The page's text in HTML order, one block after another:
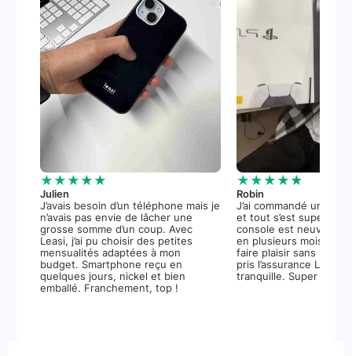
★★★★★
Julien
J’avais besoin d’un téléphone mais je
n’avais pas envie de lâcher une
grosse somme d’un coup. Avec
Leasi, j’ai pu choisir des petites
mensualités adaptées à mon
budget. Smartphone reçu en
quelques jours, nickel et bien
emballé. Franchement, top !
★★★★★
Robin
J’ai commandé une
et tout s’est super
console est neuve, et
en plusieurs mois m’a
faire plaisir sans stress.
pris l’assurance
tranquille. Super